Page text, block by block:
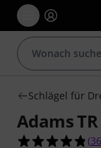
Schlägel für
Adams
(36